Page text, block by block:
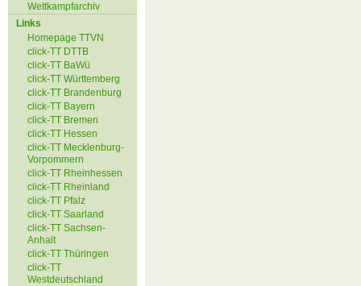
Wettkampfarchiv
Links
Homepage TTVN
click-TT DTTB
click-TT BaWü
click-TT Württemberg
click-TT Brandenburg
click-TT Bayern
click-TT Bremen
click-TT Hessen
click-TT Mecklenburg-
Vorpommern
click-TT Rheinhessen
click-TT Rheinland
click-TT Pfalz
click-TT Saarland
click-TT Sachsen-
Anhalt
click-TT Thüringen
click-TT
Westdeutschland